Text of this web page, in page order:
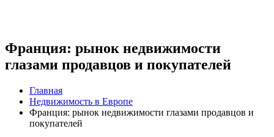
Франция: рынок недвижимости
глазами продавцов и покупателей
Главная
Недвижимость в Европе
Франция: рынок недвижимости глазами продавцов и
покупателей